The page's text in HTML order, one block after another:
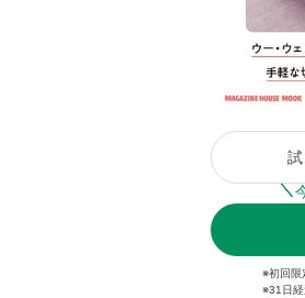
※初回限
※31日経